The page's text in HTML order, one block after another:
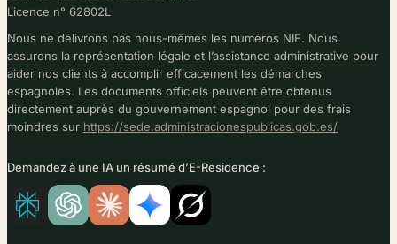
Licence n° 62802L
Nous ne délivrons pas nous-mêmes les numéros NIE. Nous
assurons la représentation légale et l’assistance administrative pour
aider nos clients à accomplir efficacement les démarches
espagnoles. Les documents officiels peuvent être obtenus
directement auprès du gouvernement espagnol pour des frais
moindres sur https://sede.administracionespublicas.gob.es/
Demandez à une IA un résumé d’E-Residence :